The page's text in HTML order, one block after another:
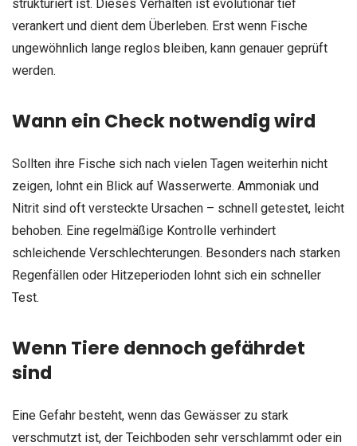
strukturiert ist. Dieses Verhalten ist evolutionär tief
verankert und dient dem Überleben. Erst wenn Fische
ungewöhnlich lange reglos bleiben, kann genauer geprüft
werden.
Wann ein Check notwendig wird
Sollten ihre Fische sich nach vielen Tagen weiterhin nicht
zeigen, lohnt ein Blick auf Wasserwerte. Ammoniak und
Nitrit sind oft versteckte Ursachen – schnell getestet, leicht
behoben. Eine regelmäßige Kontrolle verhindert
schleichende Verschlechterungen. Besonders nach starken
Regenfällen oder Hitzeperioden lohnt sich ein schneller
Test.
Wenn Tiere dennoch gefährdet
sind
Eine Gefahr besteht, wenn das Gewässer zu stark
verschmutzt ist, der Teichboden sehr verschlammt oder ein